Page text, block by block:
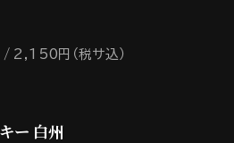
2,150円（税サ込）
ー 白州